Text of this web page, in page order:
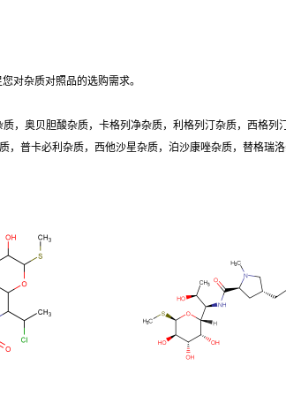
对杂质对照品的选购需求。
，奥贝胆酸杂质，卡格列净杂质，利格列汀杂质，西格列
，普卡必利杂质，西他沙星杂质，泊沙康唑杂质，替格瑞